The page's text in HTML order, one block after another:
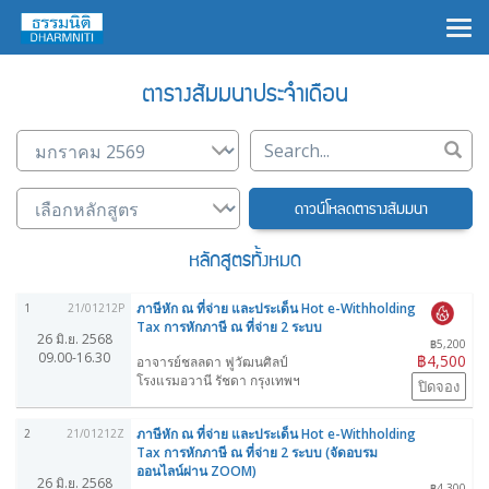
ตารางสัมมนาประจำเดือน
ดาวน์โหลดตารางสัมมนา
หลักสูตรทั้งหมด
1 21/01212P
26 มิ.ย. 2568
09.00-16.30
ภาษีหัก ณ ที่จ่าย และประเด็น Hot e-Withholding
Tax การหักภาษี ณ ที่จ่าย 2 ระบบ
฿5,200
฿4,500
อาจารย์ชลลดา ฟูวัฒนศิลป์
โรงแรมอวานี รัชดา กรุงเทพฯ
ปิดจอง
2 21/01212Z
26 มิ.ย. 2568
ภาษีหัก ณ ที่จ่าย และประเด็น Hot e-Withholding
Tax การหักภาษี ณ ที่จ่าย 2 ระบบ (จัดอบรม
ออนไลน์ผ่าน ZOOM)
×